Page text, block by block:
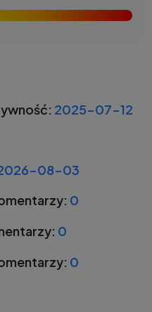
2025-07-12
08-03
0
0
0